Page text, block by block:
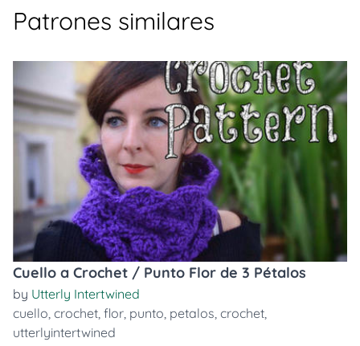
Patrones similares
Cuello a Crochet / Punto Flor de 3 Pétalos
by Utterly Intertwined
cuello, crochet, flor, punto, petalos, crochet,
utterlyintertwined